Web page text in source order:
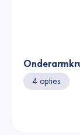
4 opties